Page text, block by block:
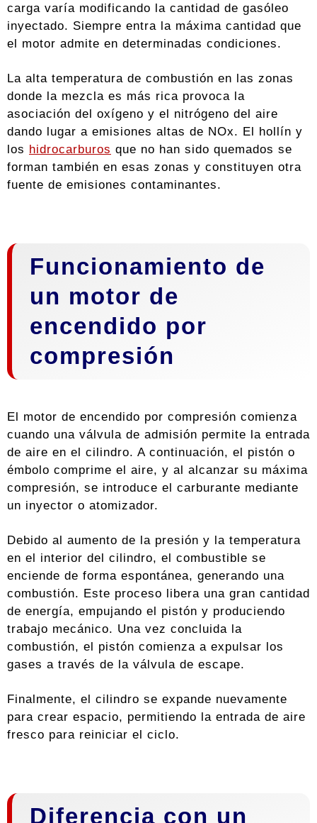
carga varía modificando la cantidad de gasóleo
inyectado. Siempre entra la máxima cantidad que
el motor admite en determinadas condiciones.
La alta temperatura de combustión en las zonas
donde la mezcla es más rica provoca la
asociación del oxígeno y el nitrógeno del aire
dando lugar a emisiones altas de NOx. El hollín y
los hidrocarburos que no han sido quemados se
forman también en esas zonas y constituyen otra
fuente de emisiones contaminantes.
Funcionamiento de
un motor de
encendido por
compresión
El motor de encendido por compresión comienza
cuando una válvula de admisión permite la entrada
de aire en el cilindro. A continuación, el pistón o
émbolo comprime el aire, y al alcanzar su máxima
compresión, se introduce el carburante mediante
un inyector o atomizador.
Debido al aumento de la presión y la temperatura
en el interior del cilindro, el combustible se
enciende de forma espontánea, generando una
combustión. Este proceso libera una gran cantidad
de energía, empujando el pistón y produciendo
trabajo mecánico. Una vez concluida la
combustión, el pistón comienza a expulsar los
gases a través de la válvula de escape.
Finalmente, el cilindro se expande nuevamente
para crear espacio, permitiendo la entrada de aire
fresco para reiniciar el ciclo.
Diferencia con un